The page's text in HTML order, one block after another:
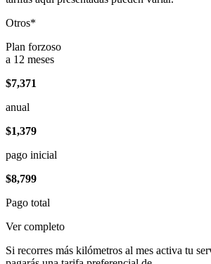
Otros*
Plan forzoso
a 12 meses
$7,371
anual
$1,379
pago inicial
$8,799
Pago total
Ver completo
Si recorres más kilómetros al mes activa tu